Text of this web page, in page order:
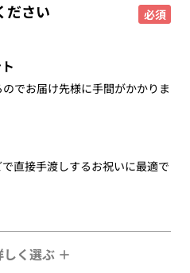
ださい 必須
でお届け先様に手間がかかりま
直接手渡しするお祝いに最適で
く選ぶ ＋